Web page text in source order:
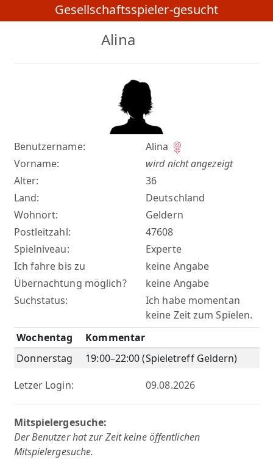
Gesellschaftsspieler-gesucht
Alina
Benutzername:
Alina
Vorname:
wird nicht angezeigt
Alter:
36
Land:
Deutschland
Wohnort:
Geldern
Postleitzahl:
47608
Spielniveau:
Experte
Ich fahre bis zu
keine Angabe
Übernachtung möglich?
keine Angabe
Suchstatus:
Ich habe momentan
keine Zeit zum Spielen.
Wochentag
Kommentar
Donnerstag
19:00–22:00 (Spieletreff Geldern)
Letzer Login:
09.08.2026
Mitspielergesuche:
Der Benutzer hat zur Zeit keine öffentlichen
Mitspielergesuche.